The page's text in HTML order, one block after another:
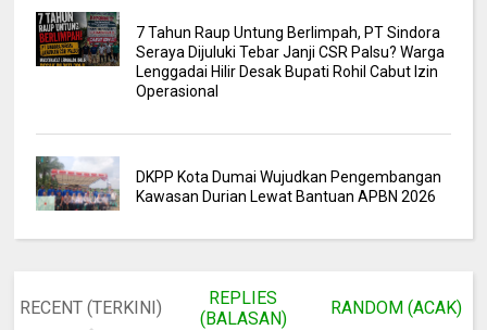
7 Tahun Raup Untung Berlimpah, PT Sindora
Seraya Dijuluki Tebar Janji CSR Palsu? Warga
Lenggadai Hilir Desak Bupati Rohil Cabut Izin
Operasional
DKPP Kota Dumai Wujudkan Pengembangan
Kawasan Durian Lewat Bantuan APBN 2026
RECENT (TERKINI)
REPLIES
(BALASAN)
RANDOM (ACAK)